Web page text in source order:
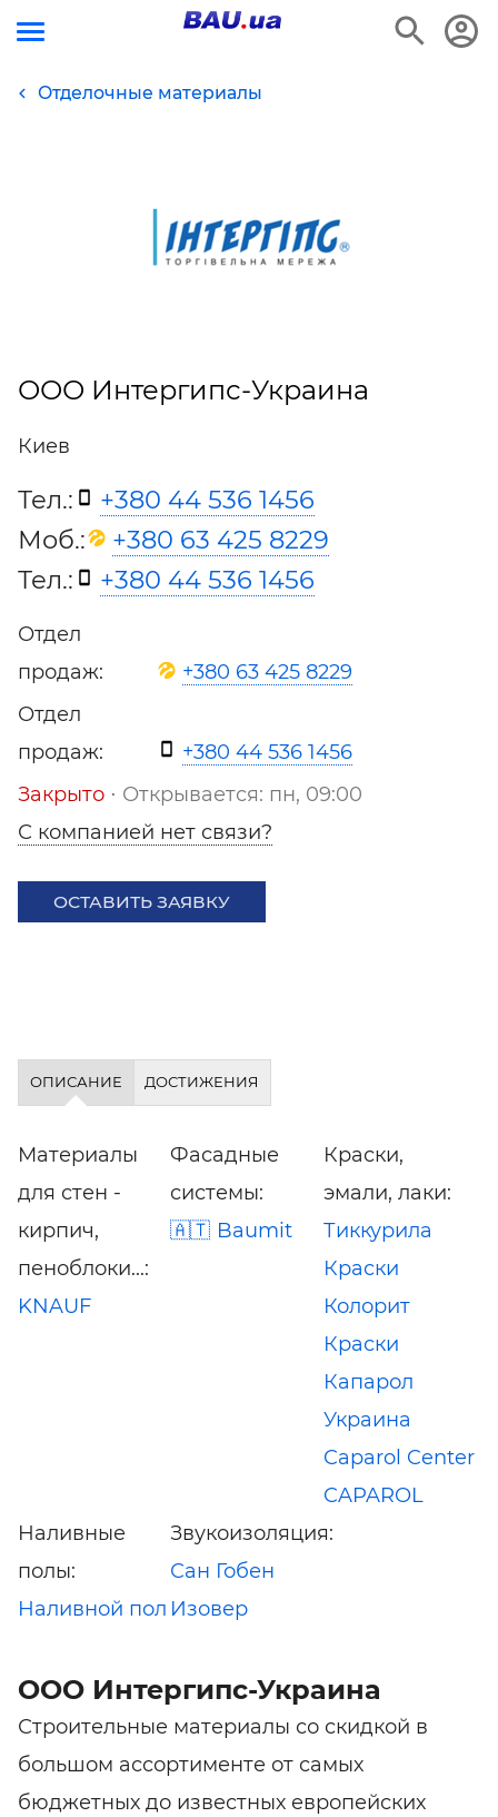
Отделочные материалы
ООО Интергипс-Украина
Киев
Тел.:
+380 44 536 1456
Моб.:
+380 63 425 8229
Тел.:
+380 44 536 1456
Отдел
продаж:
+380 63 425 8229
Отдел
продаж:
+380 44 536 1456
Закрыто ⋅ Открывается: пн, 09:00
С компанией нет связи?
ОСТАВИТЬ ЗАЯВКУ
ОПИСАНИЕ ДОСТИЖЕНИЯ
Материалы
для стен -
кирпич,
пеноблоки...:
KNAUF
Фасадные
системы:
Baumit
Краски,
эмали, лаки:
Тиккурила
Краски
Колорит
Краски
Капарол
Украина
Caparol Center
CAPAROL
Наливные
полы:
Наливной пол
Звукоизоляция:
Сан Гобен
Изовер
ООО Интергипс-Украина
Строительные материалы со скидкой в
большом ассортименте от самых
бюджетных до известных европейских